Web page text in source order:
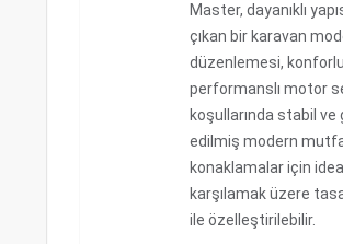
Master, dayanıklı
çıkan bir karavan
düzenlemesi,
performanslı motor
koşullarında stabil
edilmiş modern
konaklamalar için
karşılamak üzere
ile özelleştirilebilir.